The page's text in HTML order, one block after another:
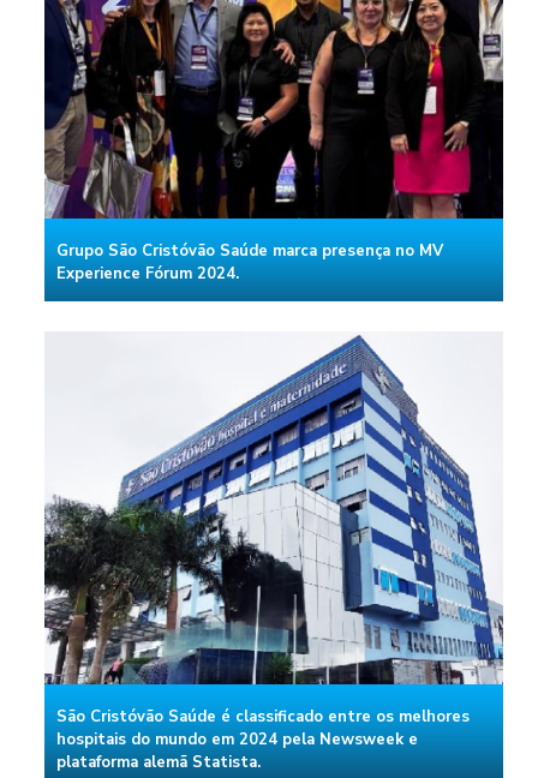
Grupo São Cristóvão Saúde marca presença no MV
Experience Fórum 2024.
São Cristóvão Saúde é classificado entre os melhores
hospitais do mundo em 2024 pela Newsweek e
plataforma alemã Statista.